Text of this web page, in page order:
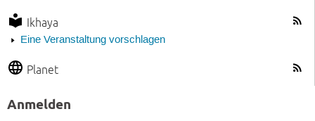
Ikhaya
Eine Veranstaltung vorschlagen
Planet
Anmelden